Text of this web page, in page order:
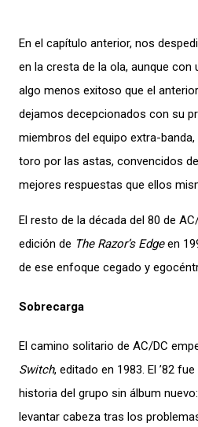
En el capítulo anterior, nos
en la cresta de la ola, aunque con
algo menos exitoso que el
dejamos decepcionados con su
miembros del equipo extra-
toro por las astas, convencidos
mejores respuestas que ellos
El resto de la década del 80 de
edición de The Razor’s Edgeen
de ese enfoque cegado y
Sobrecarga
El camino solitario de AC/DC
Switch, editado en 1983. El ’82
historia del grupo sin álbum
levantar cabeza tras los